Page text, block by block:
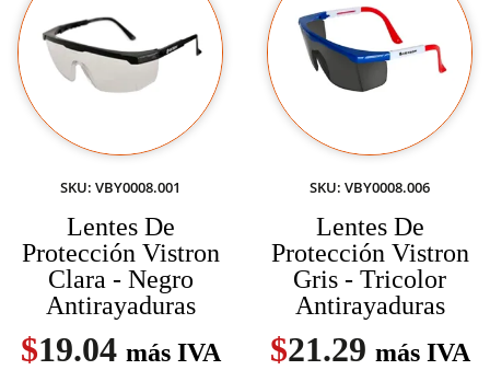
SKU: VBY0008.001
Lentes De
Protección Vistron
Clara - Negro
Antirayaduras
$19.04 más IVA
SKU: VBY0008.006
Lentes De
Protección Vistron
Gris - Tricolor
Antirayaduras
$21.29 más IVA